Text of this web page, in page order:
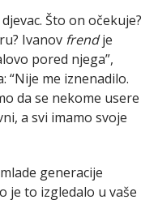
Što on očekuje?
Ivanov frendje
pored njega”,
“Nije me iznenadilo.
da se nekome usere
a svi imamo svoje
generacije
je to izgledalo u vaše